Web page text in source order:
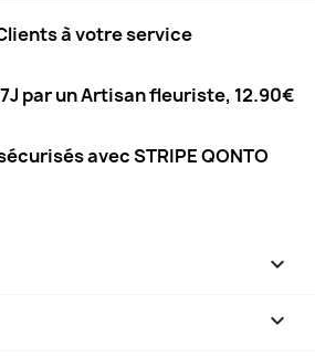
à votre service
par un Artisan fleuriste, 12.90€
avec STRIPE QONTO

